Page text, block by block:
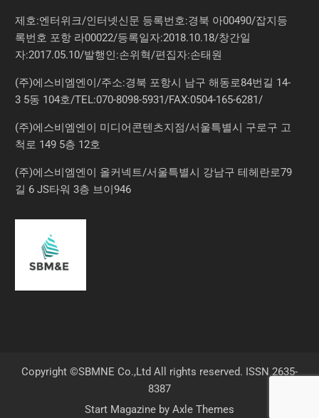
제호:엔터위크/인터넷신문 등록번호:경북 아00490/잡지등
록번호 포항 라00022/등록일자:2018.10.18/창간일
자:2017.05.10/발행인:손위혁/편집자:손태원
(주)에스비엠엔이/주소:경북 포항시 남구 해동로84번길 14-
3 5동 104호/TEL:070-8098-5931/FAX:0504-165-6281/
(주)에스비엠엔이 미디어콘텐츠지점/서울특별시 구로구 고
척로 149 5층 12호
(주)에스비엠엔이 올커넥트/서울특별시 강남구 테헤란로79
길 6 JS타워 3층 브이946
Copyright ©SBMNE Co.,Ltd All rights reserved. ISSN 2635-
8387
Start Magazine by Axle Themes